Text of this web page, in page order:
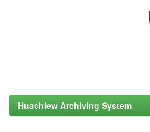
Huachiew Archiving System